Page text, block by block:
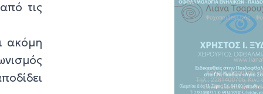
τις
ακόμη
3 ώρες 32 λεπτά